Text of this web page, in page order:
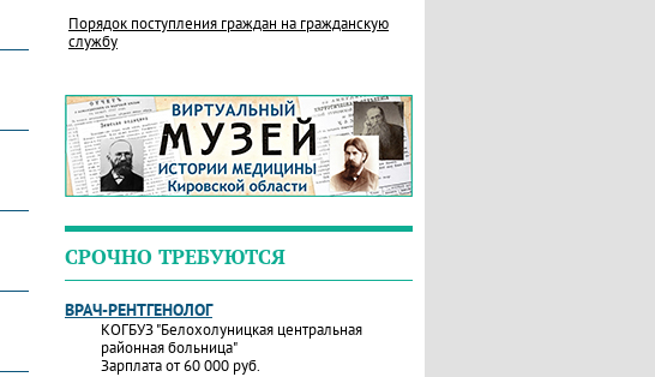
Порядок поступления граждан на гражданскую
службу
СРОЧНО ТРЕБУЮТСЯ
ВРАЧ-РЕНТГЕНОЛОГ
КОГБУЗ "Белохолуницкая центральная
районная больница"
Зарплата от 60 000 руб.